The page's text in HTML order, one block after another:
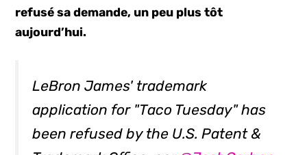
refusé sa demande, un peu plus tôt
aujourd’hui.
LeBron James' trademark
application for "Taco Tuesday" has
been refused by the U.S. Patent &